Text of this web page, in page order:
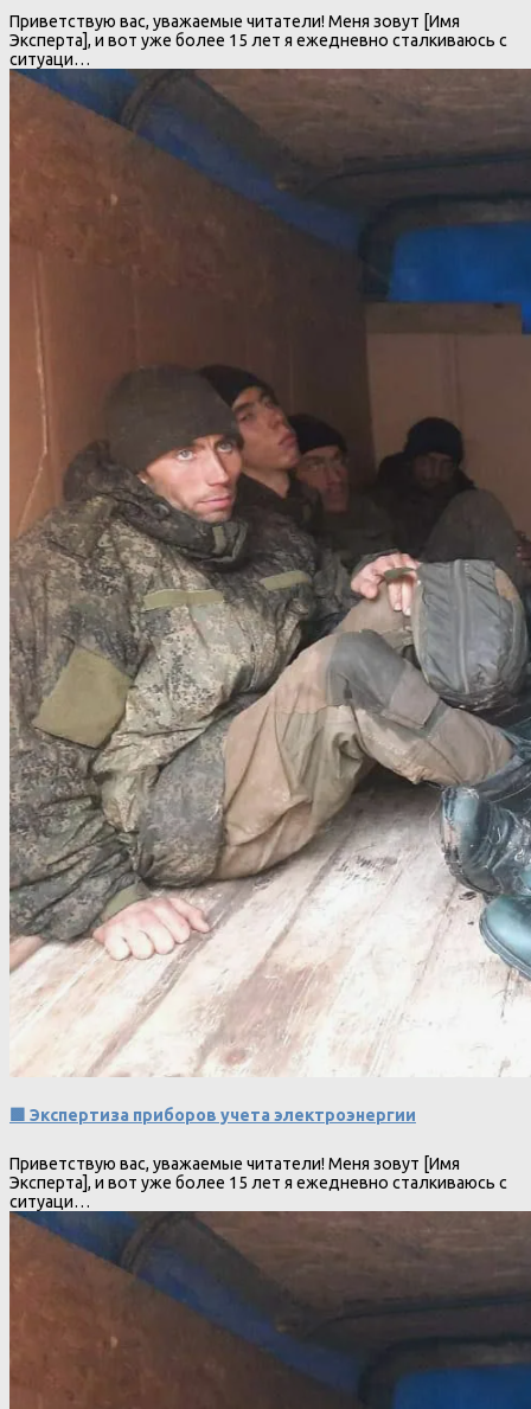
Приветствую вас, уважаемые читатели! Меня зовут [Имя
Эксперта], и вот уже более 15 лет я ежедневно сталкиваюсь с
ситуаци…
🟩 Экспертиза приборов учета электроэнергии
Приветствую вас, уважаемые читатели! Меня зовут [Имя
Эксперта], и вот уже более 15 лет я ежедневно сталкиваюсь с
ситуаци…